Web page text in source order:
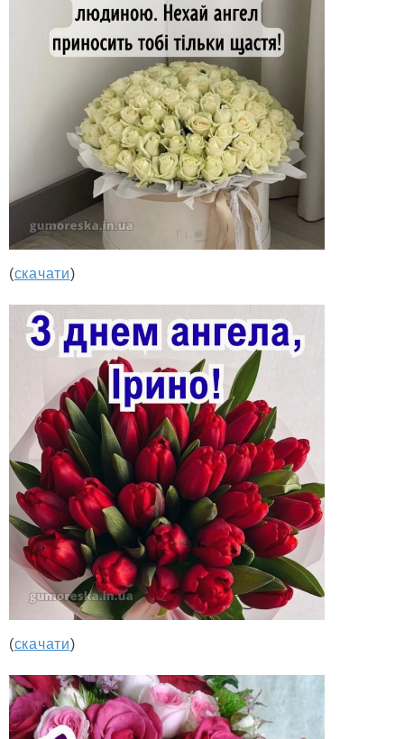
(скачати)
(скачати)